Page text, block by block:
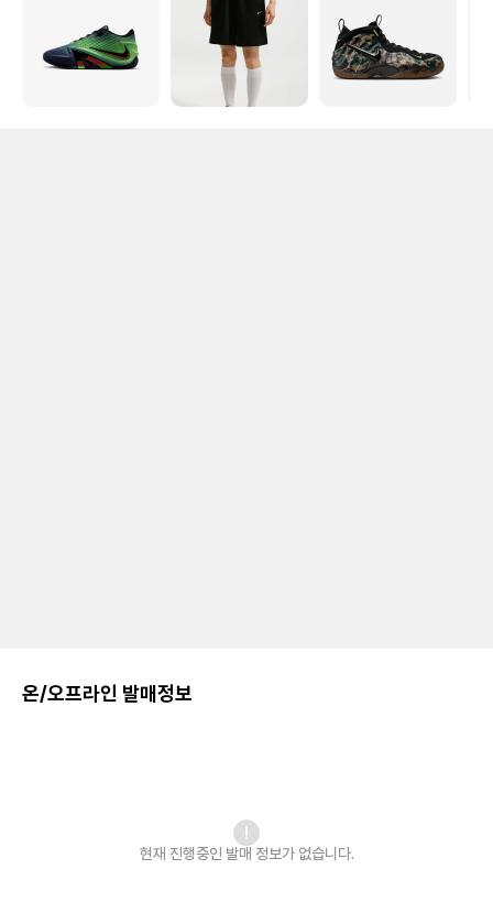
온/오프라인 발매정보
현재 진행중인 발매 정보가 없습니다.